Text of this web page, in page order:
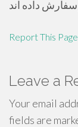
Report This Page
Leave a
Your email
fields are